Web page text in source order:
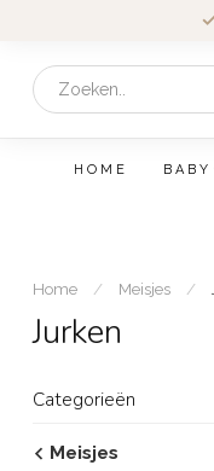
HOME BABY
Home / Meisjes /
Jurken
Categorieën
Meisjes